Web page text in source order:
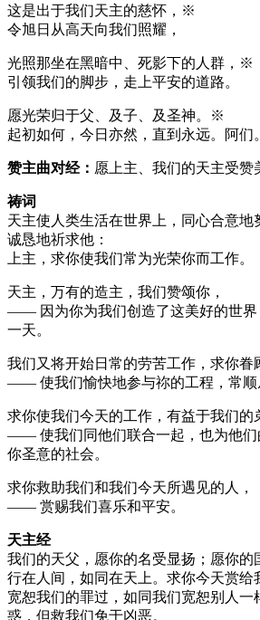
这是出于我们天主的慈怀，※
令旭日从高天向我们照耀，
光照那坐在黑暗中、死影下的人群，※
引领我们的脚步，走上平安的道路。
愿光荣归于父、及子、及圣神。※
起初如何，今日亦然，直到永远。阿们。
赞主曲对经： 愿上主、我们的天主受赞
祷词
天主使人类生活在世界上，同心合意地
诚恳地祈求他：
上主，求你使我们常为光荣你而工作。
天主，万有的造主，我们赞颂你，
—— 因为你为我们创造了这美好的世界
一天。
我们又将开始日常的劳苦工作，求你眷
—— 使我们愉快地参与祢的工程，常顺
求你使我们今天的工作，有益于我们的
—— 使我们同他们联合一起，也为他们
你圣意的社会。
求你救助我们和我们今天所遇见的人，
—— 赏赐我们喜乐和平安。
天主经
我们的天父，愿你的名受显扬；愿你的
行在人间，如同在天上。求你今天赏给
宽恕我们的罪过，如同我们宽恕别人一
惑，但救我们免于凶恶。